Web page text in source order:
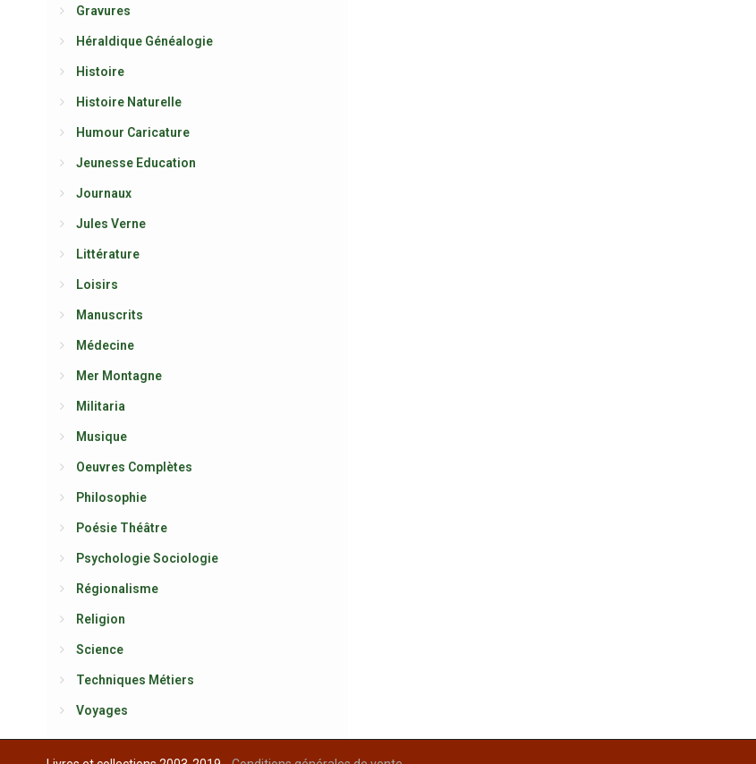
Gravures
Héraldique Généalogie
Histoire
Histoire Naturelle
Humour Caricature
Jeunesse Education
Journaux
Jules Verne
Littérature
Loisirs
Manuscrits
Médecine
Mer Montagne
Militaria
Musique
Oeuvres Complètes
Philosophie
Poésie Théâtre
Psychologie Sociologie
Régionalisme
Religion
Science
Techniques Métiers
Voyages